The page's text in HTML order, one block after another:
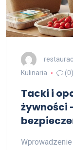
Kulinaria
(0)
Tacki i
żywności